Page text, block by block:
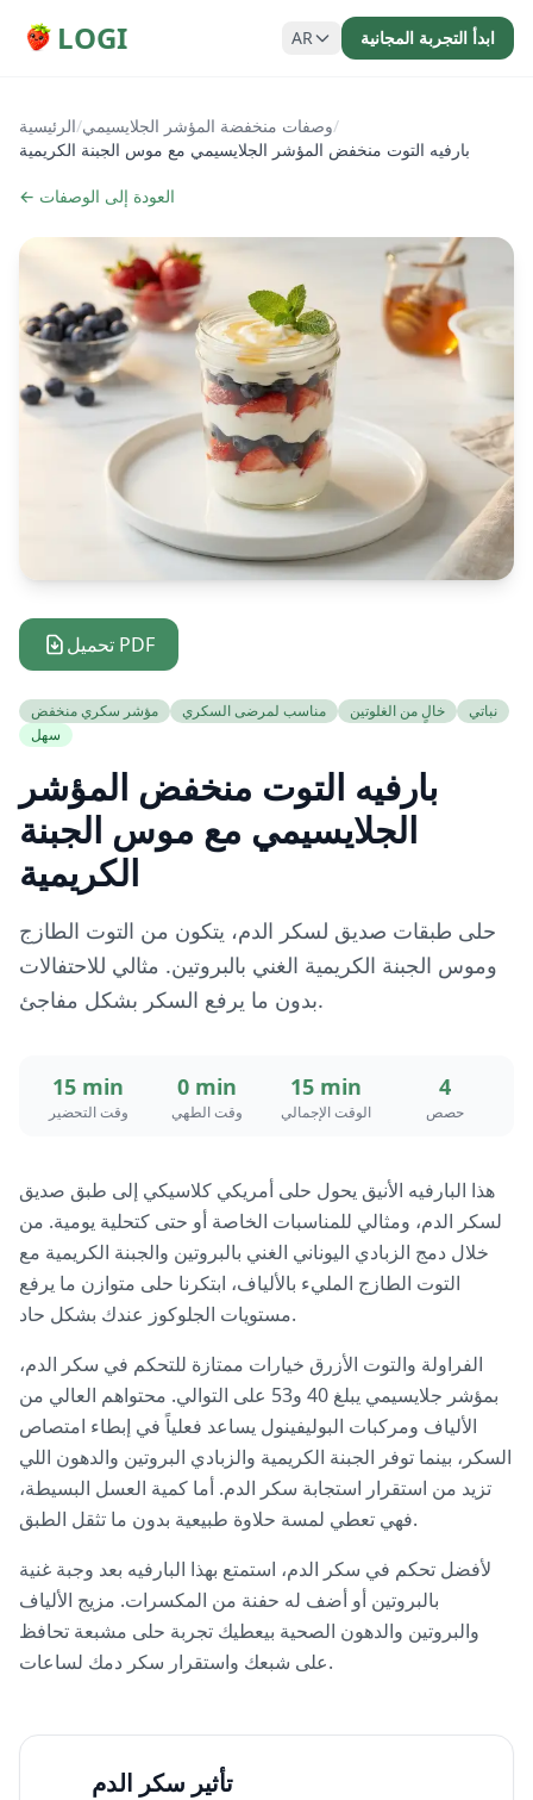
LOGI AR ابدأ التجربة المجانية
الرئيسية/وصفات منخفضة المؤشر الجلايسيمي/
بارفيه التوت منخفض المؤشر الجلايسيمي مع موس الجبنة الكريمية
← العودة إلى الوصفات
تحميل PDF
مؤشر سكري منخفض مناسب لمرضى السكري خالٍ من الغلوتين
نباتي
سهل
بارفيه التوت منخفض المؤشر
الجلايسيمي مع موس الجبنة
الكريمية
حلى طبقات صديق لسكر الدم، يتكون من التوت الطازج
وموس الجبنة الكريمية الغني بالبروتين. مثالي للاحتفالات
بدون ما يرفع السكر بشكل مفاجئ.
15 min
وقت التحضير
0 min
وقت الطهي
15 min
الوقت الإجمالي
4
حصص
هذا البارفيه الأنيق يحول حلى أمريكي كلاسيكي إلى طبق صديق
لسكر الدم، ومثالي للمناسبات الخاصة أو حتى كتحلية يومية. من
خلال دمج الزبادي اليوناني الغني بالبروتين والجبنة الكريمية مع
التوت الطازج المليء بالألياف، ابتكرنا حلى متوازن ما يرفع
مستويات الجلوكوز عندك بشكل حاد.
الفراولة والتوت الأزرق خيارات ممتازة للتحكم في سكر الدم،
بمؤشر جلايسيمي يبلغ 40 و53 على التوالي. محتواهم العالي من
الألياف ومركبات البوليفينول يساعد فعلياً في إبطاء امتصاص
السكر، بينما توفر الجبنة الكريمية والزبادي البروتين والدهون اللي
تزيد من استقرار استجابة سكر الدم. أما كمية العسل البسيطة،
فهي تعطي لمسة حلاوة طبيعية بدون ما تثقل الطبق.
لأفضل تحكم في سكر الدم، استمتع بهذا البارفيه بعد وجبة غنية
بالبروتين أو أضف له حفنة من المكسرات. مزيج الألياف
والبروتين والدهون الصحية بيعطيك تجربة حلى مشبعة تحافظ
على شبعك واستقرار سكر دمك لساعات.
تأثير سكر الدم